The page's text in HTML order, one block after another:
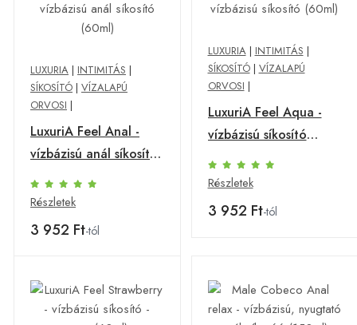
LUXURIA | INTIMITÁS |
SÍKOSÍTÓ | VÍZALAPÚ
ORVOSI |
LuxuriA Feel Anal -
vízbázisú anál síkosító
(60ml)
Részletek
3 952 Ft-tól
LUXURIA| INTIMITÁS |
SÍKOSÍTÓ| VÍZALAPÚ
ORVOSI |
LuxuriA Feel Aqua -
vízbázisú síkosító
(60ml)
Részletek
3 952 Ft-tól